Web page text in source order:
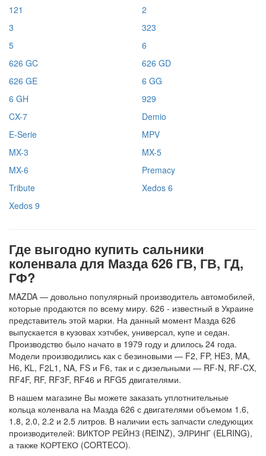
121
2
3
323
5
6
626 GC
626 GD
626 GE
6 GG
6 GH
929
CX-7
Demio
E-Serie
MPV
MX-3
MX-5
MX-6
Premacy
Tribute
Xedos 6
Xedos 9
Где выгодно купить сальники
коленвала для Мазда 626 ГВ, ГВ, ГД,
ГФ?
MAZDA — довольно популярный производитель автомобилей,
которые продаются по всему миру. 626 - известный в Украине
представитель этой марки. На данный момент Мазда 626
выпускается в кузовах хэтчбек, универсал, купе и седан.
Производство было начато в 1979 году и длилось 24 года.
Модели производились как с безиновыми — F2, FP, HE3, MA,
H6, KL, F2L1, NA, FS и F6, так и с дизельными — RF-N, RF-CX,
RF4F, RF, RF3F, RF46 и RFG5 двигателями.
В нашем магазине Вы можете заказать уплотнительные
кольца коленвала на Мазда 626 с двигателями объемом 1.6,
1.8, 2.0, 2.2 и 2.5 литров. В наличии есть запчасти следующих
производителей: ВИКТОР РЕЙНЗ (REINZ), ЭЛРИНГ (ELRING),
а также КОРТЕКО (CORTECO).